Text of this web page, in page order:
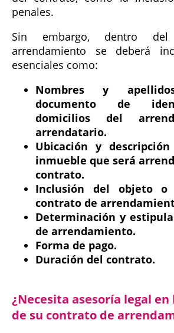
penales.
Sin embargo, dentro
arrendamiento se deberá
esenciales como:
Nombres y
documento de
domicilios del
arrendatario.
Ubicación y
inmueble que será
contrato.
Inclusión del objeto o
contrato de
Determinación y
de arrendamiento.
Forma de pago.
Duración del contrato.
¿Necesita asesoría legal
de su contrato de